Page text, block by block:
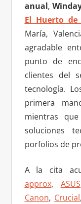
anual,
El Huerto
María,
agradable
punto de
clientes del
tecnología.
primera
mientras
soluciones
porfolios de
A la cita
approx, ASUS
Canon, Crucial,